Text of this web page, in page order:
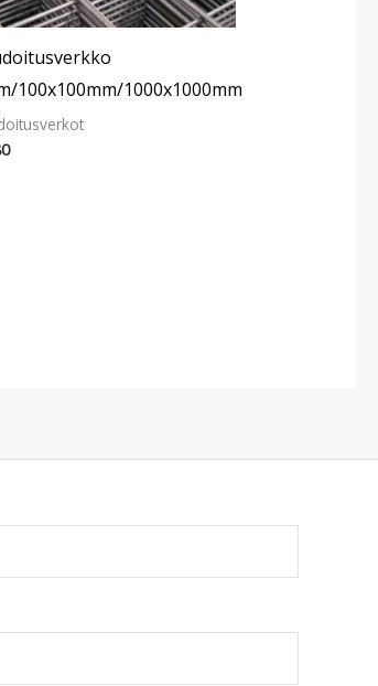
100x100mm/1000x1000mm